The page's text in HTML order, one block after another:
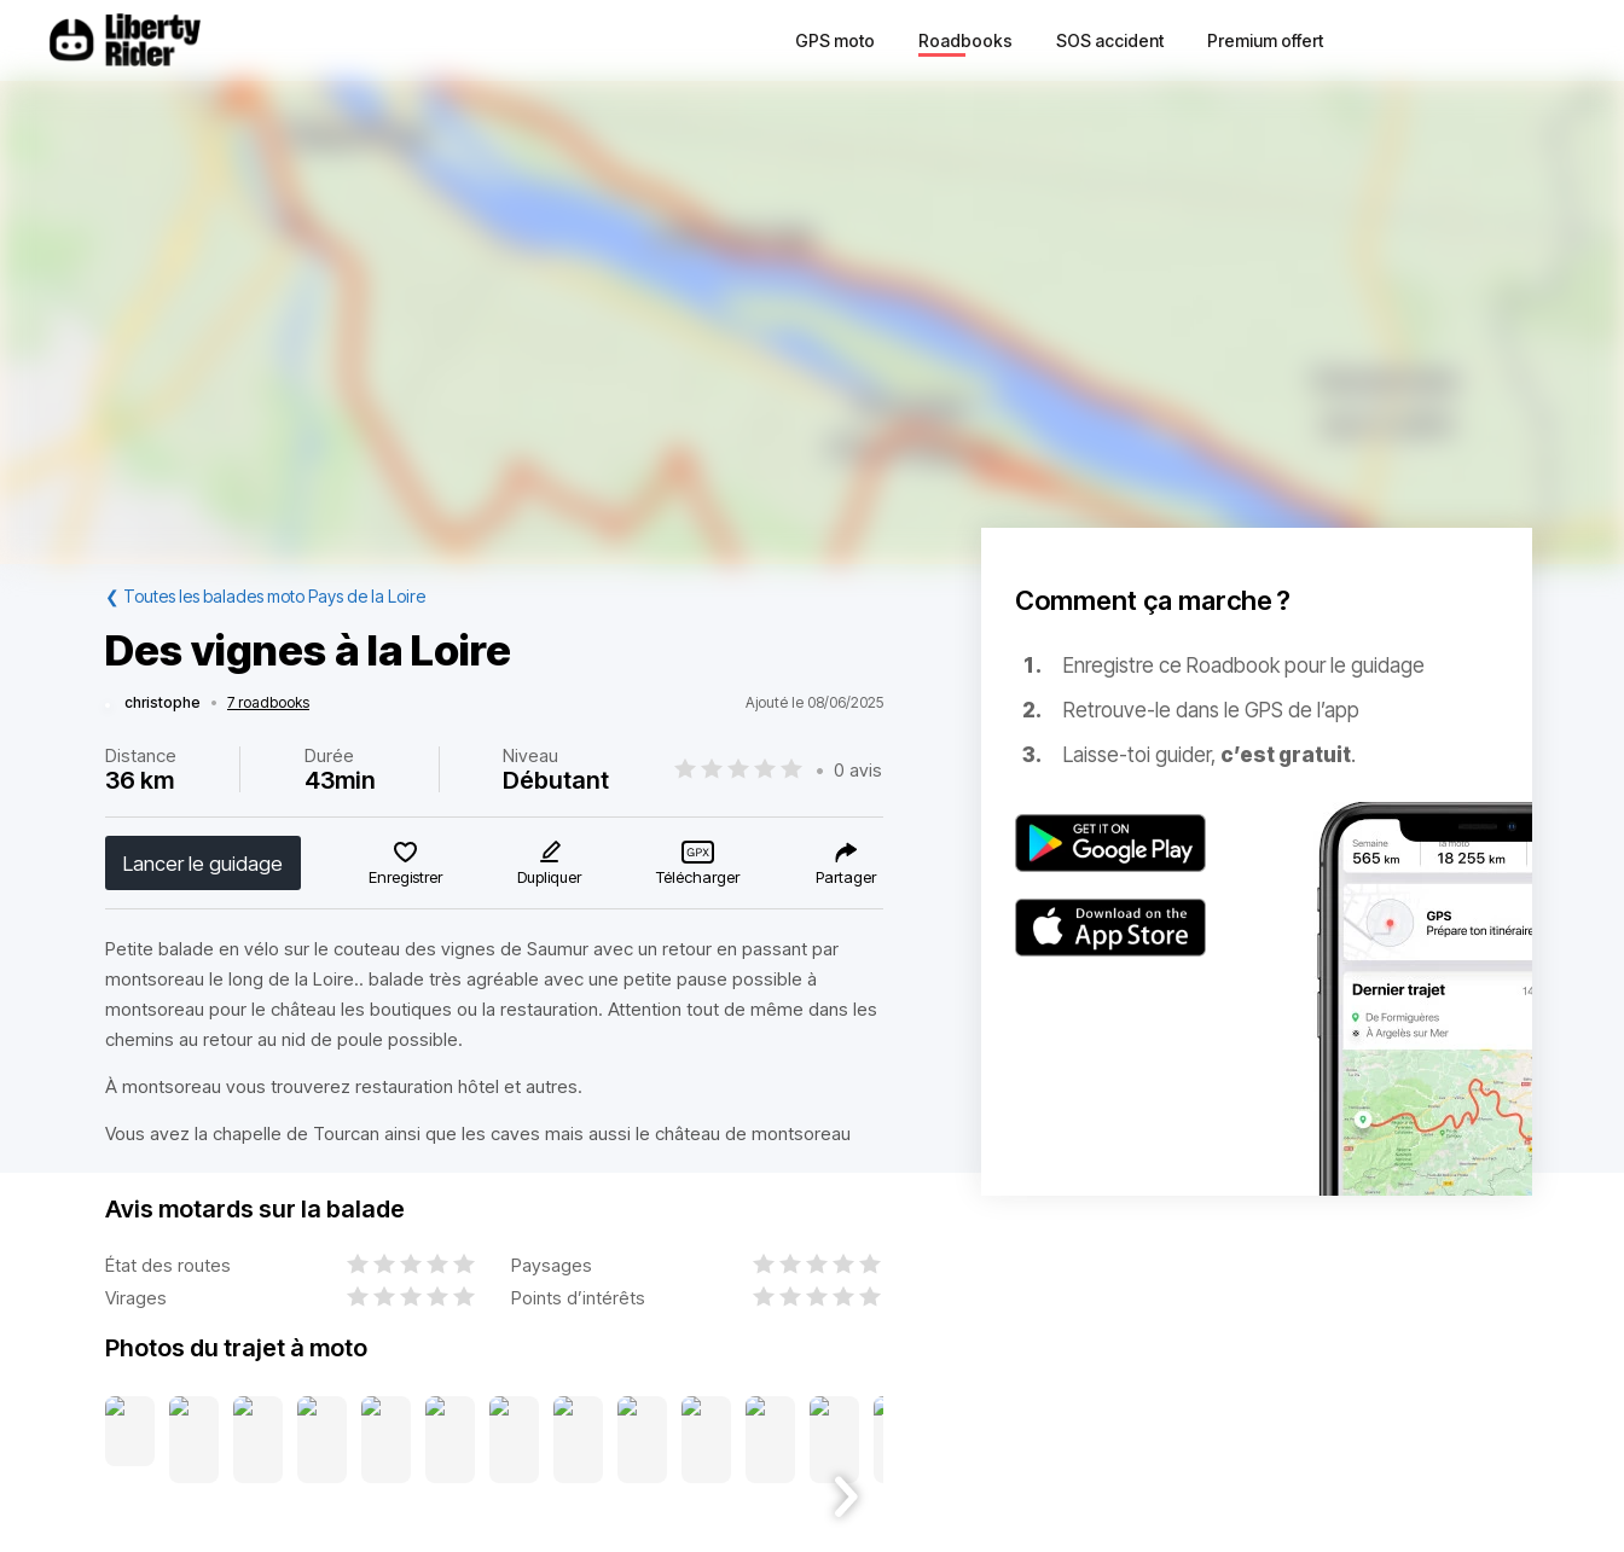
GPS moto Roadbooks SOS accident Premium offert
❮ Toutes les balades moto Pays de la Loire
Des vignes à la Loire
christophe • 7 roadbooks Ajouté le 08/06/2025
Distance
36 km
Durée
43min
Niveau
Débutant • 0 avis
Lancer le guidage
Enregistrer Dupliquer Télécharger Partager
Petite balade en vélo sur le couteau des vignes de Saumur avec un retour en passant par
montsoreau le long de la Loire.. balade très agréable avec une petite pause possible à
montsoreau pour le château les boutiques ou la restauration. Attention tout de même dans les
chemins au retour au nid de poule possible.
À montsoreau vous trouverez restauration hôtel et autres.
Vous avez la chapelle de Tourcan ainsi que les caves mais aussi le château de montsoreau
Comment ça marche ?
Enregistre ce Roadbook pour le guidage
Retrouve-le dans le GPS de l’app
Laisse-toi guider, c’est gratuit.
Avis motards sur la balade
État des routes
Paysages
Virages
Points d’intérêts
Photos du trajet à moto